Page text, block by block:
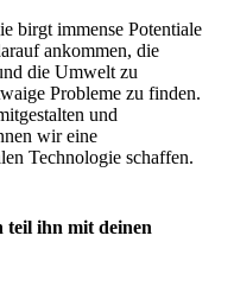
birgt immense Potentiale
ankommen, die
die Umwelt zu
Probleme zu finden.
und
wir eine
Technologie schaffen.
ihn mit deinen